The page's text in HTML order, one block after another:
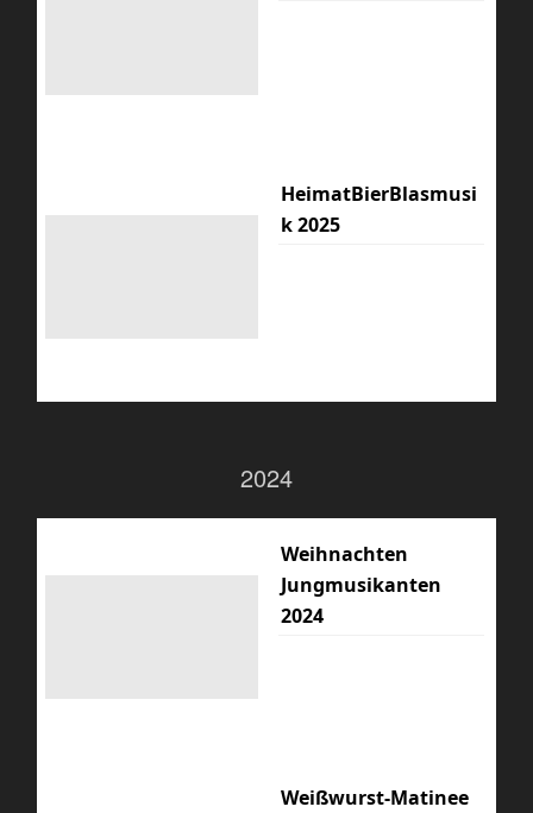
HeimatBierBlasmusi
k 2025
2024
Weihnachten
Jungmusikanten
2024
Weißwurst-Matinee